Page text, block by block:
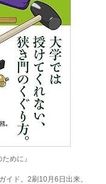
めに』
イド。2刷10月6日出来。